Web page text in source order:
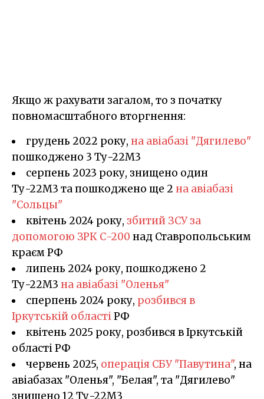
Якщо ж рахувати загалом, то з початку
повномасштабного вторгнення:
грудень 2022 року, на авіабазі "Дягилево"
пошкоджено 3 Ту-22М3
серпень 2023 року, знищено один
Ту-22М3 та пошкоджено ще 2 на авіабазі
"Сольцы"
квітень 2024 року, збитий ЗСУ за
допомогою ЗРК С-200 над Ставропольським
краєм РФ
липень 2024 року, пошкоджено 2
Ту-22М3 на авіабазі "Оленья"
сперпень 2024 року, розбився в
Іркутській областіРФ
квітень 2025 року, розбився в Іркутській
області РФ
червень 2025, операція СБУ "Павутина", на
авіабазах "Оленья", "Белая", та "Дягилево"
знищено 12 Ту-22М3